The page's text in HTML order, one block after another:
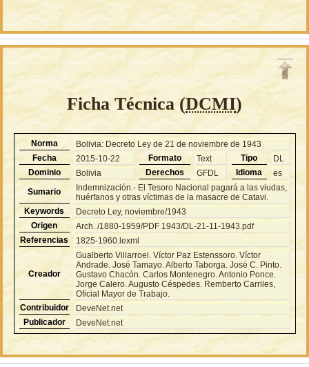
Ficha Técnica (DCMI)
Norma
Bolivia: Decreto Ley de 21 de noviembre de 1943
Fecha
2015-10-22 Formato Text Tipo
DL
Dominio
Bolivia Derechos GFDL Idioma
es
Sumario
Indemnización.- El Tesoro Nacional pagará a las viudas,
huérfanos y otras víctimas de la masacre de Catavi.
Keywords
Decreto Ley, noviembre/1943
Origen
Arch. /1880-1959/PDF 1943/DL-21-11-1943.pdf
Referencias
1825-1960.lexml
Creador
Gualberto Villarroel. Víctor Paz Estenssoro. Víctor
Andrade. José Tamayo. Alberto Taborga. José C. Pinto.
Gustavo Chacón. Carlos Montenegro. Antonio Ponce.
Jorge Calero. Augusto Céspedes. Remberto Carriles,
Oficial Mayor de Trabajo.
Contribuidor
DeveNet.net
Publicador
DeveNet.net